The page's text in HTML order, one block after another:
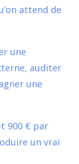
attend de
une
auditer
une
900 € par
un vrai